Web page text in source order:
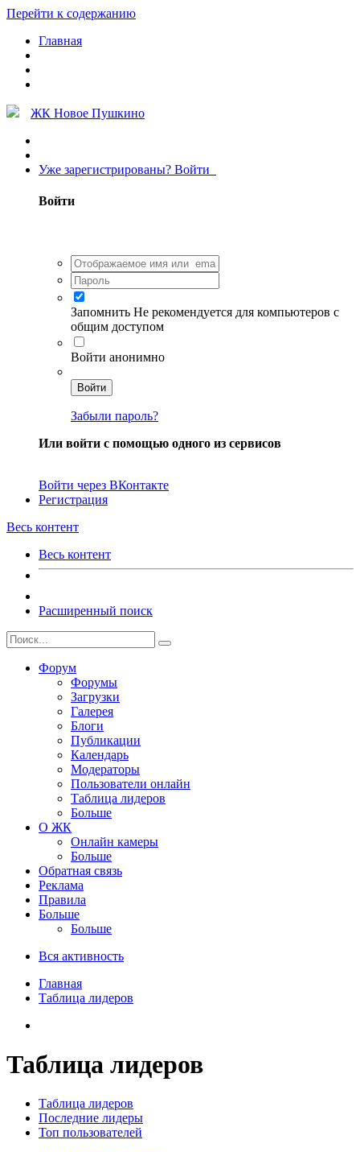
Перейти к содержанию
Главная
ЖК Новое Пушкино
Уже зарегистрированы? Войти
Войти
Запомнить Не рекомендуется для компьютеров с
общим доступом
Войти анонимно
Войти
Забыли пароль?
Или войти с помощью одного из сервисов
Войти через ВКонтакте
Регистрация
Весь контент
Весь контент
Расширенный поиск
Форум
Форумы
Загрузки
Галерея
Блоги
Публикации
Календарь
Модераторы
Пользователи онлайн
Таблица лидеров
Больше
О ЖК
Онлайн камеры
Больше
Обратная связь
Реклама
Правила
Больше
Больше
Вся активность
Главная
Таблица лидеров
Таблица лидеров
Таблица лидеров
Последние лидеры
Топ пользователей